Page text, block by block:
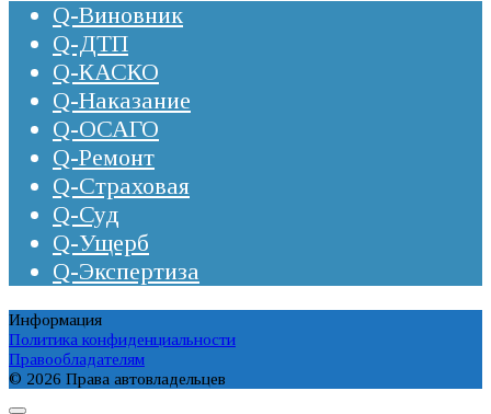
Q-Виновник
Q-ДТП
Q-КАСКО
Q-Наказание
Q-ОСАГО
Q-Ремонт
Q-Страховая
Q-Суд
Q-Ущерб
Q-Экспертиза
Информация
Политика конфиденциальности
Правообладателям
© 2026 Права автовладельцев